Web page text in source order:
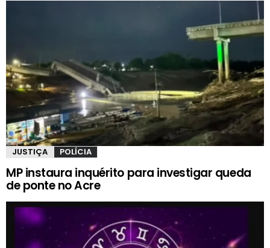
JUSTIÇA POLÍCIA
MP instaura inquérito para investigar queda
de ponte no Acre